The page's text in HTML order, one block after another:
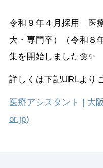
令和９年４月採用 医
大・専門卒）（令和８
集を開始しました🌼✨
詳しくは下記URLより
医療アシスタント | 大
or.jp)